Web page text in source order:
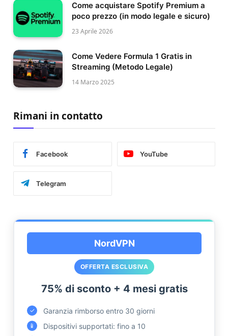
Come acquistare Spotify Premium a
poco prezzo (in modo legale e sicuro)
23 Aprile 2026
Come Vedere Formula 1 Gratis in
Streaming (Metodo Legale)
14 Marzo 2025
Rimani in contatto
Facebook YouTube
Telegram
NordVPN
OFFERTA ESCLUSIVA
75% di sconto + 4 mesi gratis
✓ Garanzia rimborso entro 30 giorni
📱 Dispositivi supportati: fino a 10